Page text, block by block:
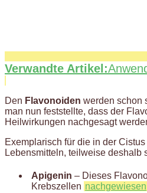
Verwandte Artikel:
Den Flavonoiden werden schon
man nun feststellte, dass der
Heilwirkungen nachgesagt
Exemplarisch für die in der
Lebensmitteln, teilweise deshalb
Apigenin – Dieses
Krebszellen nachgewiesen